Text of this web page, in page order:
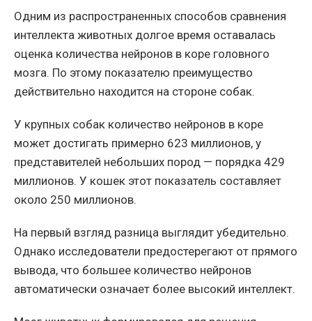
Одним из распространенных способов сравнения
интеллекта животных долгое время оставалась
оценка количества нейронов в коре головного
мозга. По этому показателю преимущество
действительно находится на стороне собак.
У крупных собак количество нейронов в коре
может достигать примерно 623 миллионов, у
представителей небольших пород — порядка 429
миллионов. У кошек этот показатель составляет
около 250 миллионов.
На первый взгляд разница выглядит убедительно.
Однако исследователи предостерегают от прямого
вывода, что большее количество нейронов
автоматически означает более высокий интеллект.